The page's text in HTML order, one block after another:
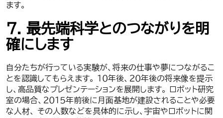
ます。
７. 最先端科学とのつながりを明
確にします
自分たちが行っている実験が、将来の仕事や夢につながるこ
とを認識してもらえます。 １０年後、２０年後の将来像を提示
し、高品質なプレゼンテーションを展開します。 ロボット研究
室の場合、２０１５年前後に月面基地が建設されることや必要
な人材、 その人数などを具体的に示し、宇宙やロボットに関